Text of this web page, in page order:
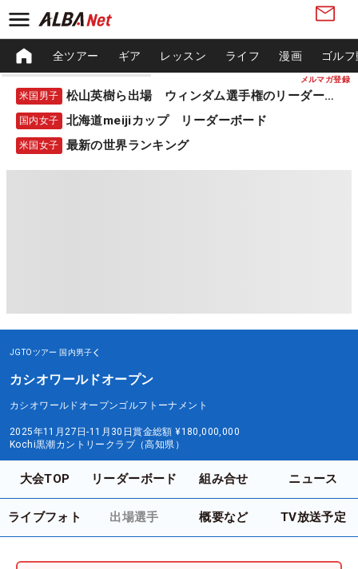
メルマガ登録
全ツアー ギア レッスン ライフ 漫画 ゴル
米国男子 松山英樹ら出場 ウィンダム選手権のリーダーボード
国内女子 北海道meijiカップ リーダーボード
米国女子 最新の世界ランキング
JGTOツアー 国内男子
カシオワールドオープン
カシオワールドオープンゴルフトーナメント
2025年11月27日-11月30日賞金総額 ¥180,000,000
Kochi黒潮カントリークラブ（高知県）
大会TOP リーダーボード 組み合せ ニュース
ライブフォト 出場選手 概要など TV放送予定